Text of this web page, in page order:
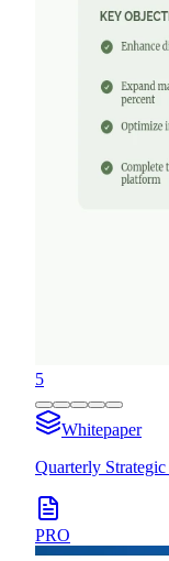
5
Whitepaper
Quarterly
PRO